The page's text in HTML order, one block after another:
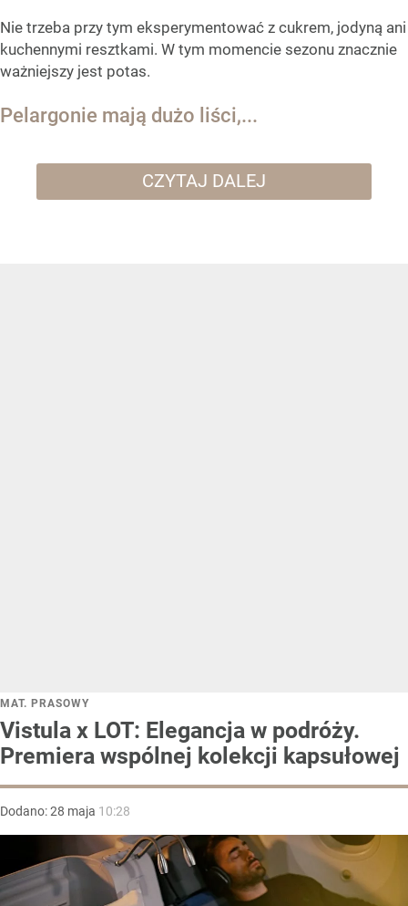
Nie trzeba przy tym eksperymentować z cukrem, jodyną ani
kuchennymi resztkami. W tym momencie sezonu znacznie
ważniejszy jest potas.
Pelargonie mają dużo liści,...
CZYTAJ DALEJ
MAT. PRASOWY
Vistula x LOT: Elegancja w podróży.
Premiera wspólnej kolekcji kapsułowej
Dodano:28 maja 10:28